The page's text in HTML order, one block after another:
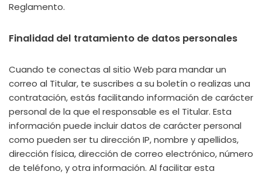
Reglamento.
Finalidad del tratamiento de datos personales
Cuando te conectas al sitio Web para mandar un
correo al Titular, te suscribes a su boletín o realizas una
contratación, estás facilitando información de carácter
personal de la que el responsable es el Titular. Esta
información puede incluir datos de carácter personal
como pueden ser tu dirección IP, nombre y apellidos,
dirección física, dirección de correo electrónico, número
de teléfono, y otra información. Al facilitar esta